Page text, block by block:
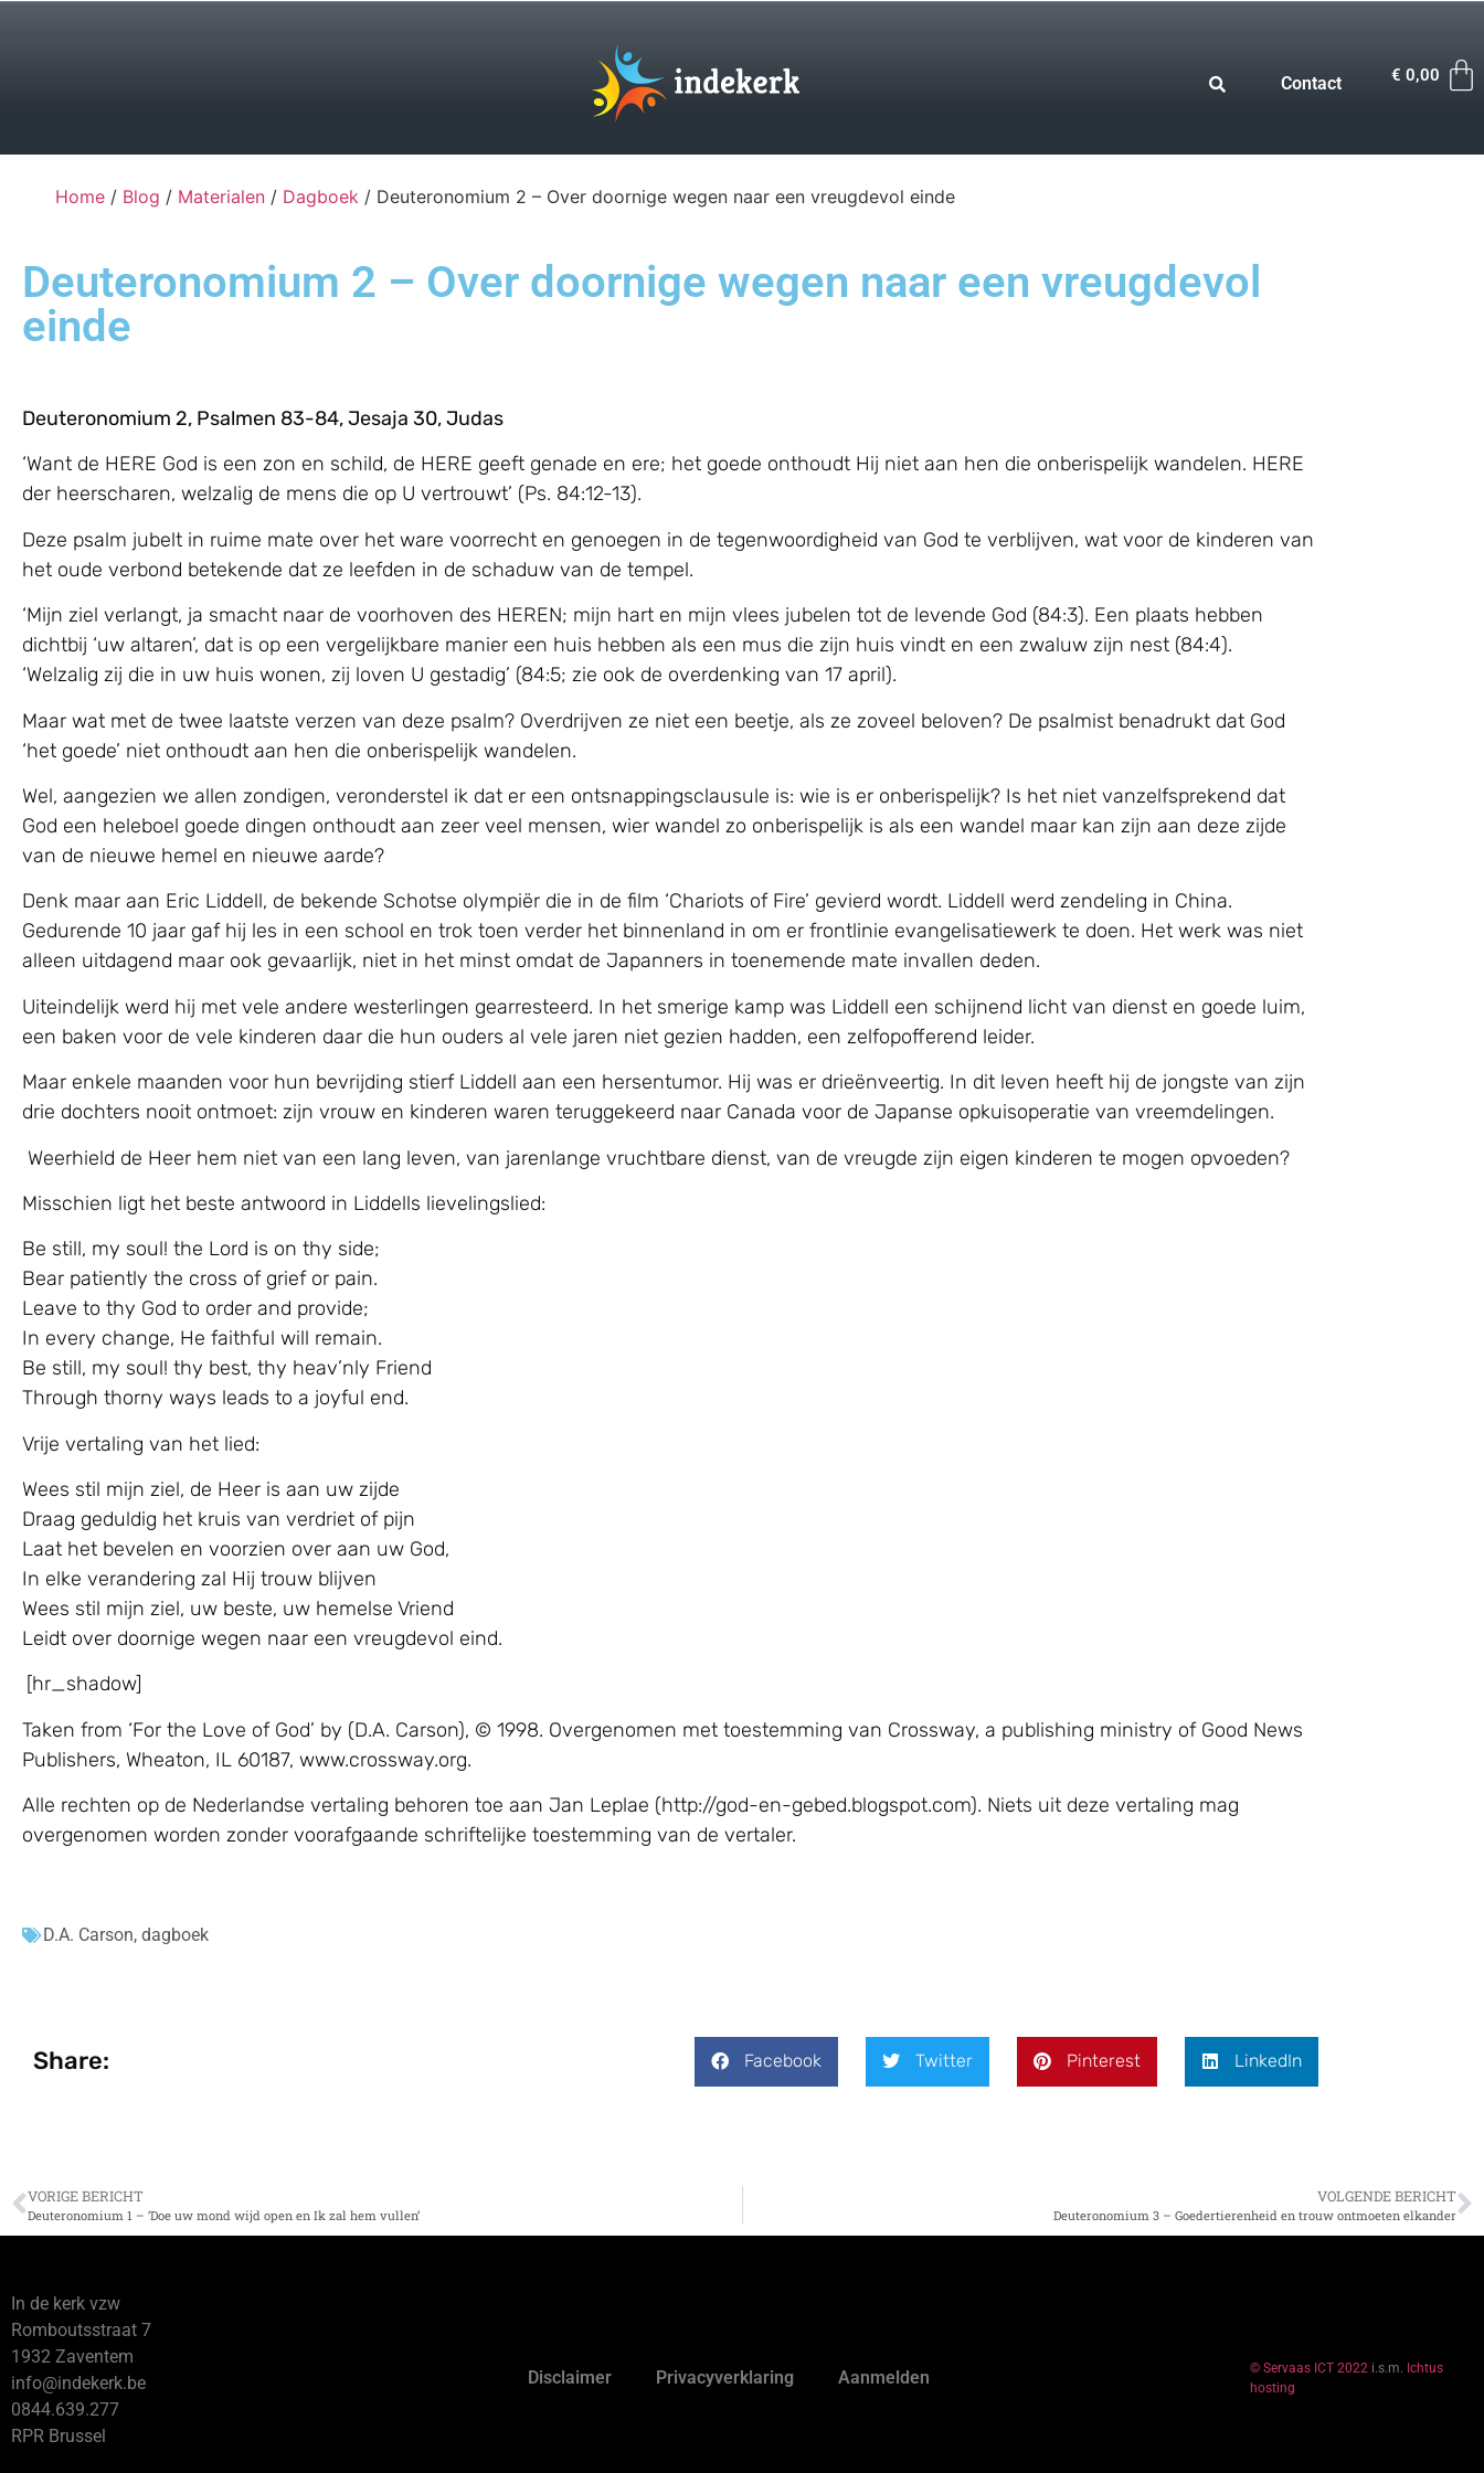
Contact € 0,00
Home / Blog / Materialen / Dagboek / Deuteronomium 2 – Over doornige wegen naar een vreugdevol einde
Deuteronomium 2 – Over doornige wegen naar een vreugdevol
einde
Deuteronomium 2, Psalmen 83-84, Jesaja 30, Judas
‘Want de HERE God is een zon en schild, de HERE geeft genade en ere; het goede onthoudt Hij niet aan hen die onberispelijk wandelen. HERE
der heerscharen, welzalig de mens die op U vertrouwt’ (Ps. 84:12-13).
Deze psalm jubelt in ruime mate over het ware voorrecht en genoegen in de tegenwoordigheid van God te verblijven, wat voor de kinderen van
het oude verbond betekende dat ze leefden in de schaduw van de tempel.
‘Mijn ziel verlangt, ja smacht naar de voorhoven des HEREN; mijn hart en mijn vlees jubelen tot de levende God (84:3). Een plaats hebben
dichtbij ‘uw altaren’, dat is op een vergelijkbare manier een huis hebben als een mus die zijn huis vindt en een zwaluw zijn nest (84:4).
‘Welzalig zij die in uw huis wonen, zij loven U gestadig’ (84:5; zie ook de overdenking van 17 april).
Maar wat met de twee laatste verzen van deze psalm? Overdrijven ze niet een beetje, als ze zoveel beloven? De psalmist benadrukt dat God
‘het goede’ niet onthoudt aan hen die onberispelijk wandelen.
Wel, aangezien we allen zondigen, veronderstel ik dat er een ontsnappingsclausule is: wie is er onberispelijk? Is het niet vanzelfsprekend dat
God een heleboel goede dingen onthoudt aan zeer veel mensen, wier wandel zo onberispelijk is als een wandel maar kan zijn aan deze zijde
van de nieuwe hemel en nieuwe aarde?
Denk maar aan Eric Liddell, de bekende Schotse olympiër die in de film ‘Chariots of Fire’ gevierd wordt. Liddell werd zendeling in China.
Gedurende 10 jaar gaf hij les in een school en trok toen verder het binnenland in om er frontlinie evangelisatiewerk te doen. Het werk was niet
alleen uitdagend maar ook gevaarlijk, niet in het minst omdat de Japanners in toenemende mate invallen deden.
Uiteindelijk werd hij met vele andere westerlingen gearresteerd. In het smerige kamp was Liddell een schijnend licht van dienst en goede luim,
een baken voor de vele kinderen daar die hun ouders al vele jaren niet gezien hadden, een zelfopofferend leider.
Maar enkele maanden voor hun bevrijding stierf Liddell aan een hersentumor. Hij was er drieënveertig. In dit leven heeft hij de jongste van zijn
drie dochters nooit ontmoet: zijn vrouw en kinderen waren teruggekeerd naar Canada voor de Japanse opkuisoperatie van vreemdelingen.
Weerhield de Heer hem niet van een lang leven, van jarenlange vruchtbare dienst, van de vreugde zijn eigen kinderen te mogen opvoeden?
Misschien ligt het beste antwoord in Liddells lievelingslied:
Be still, my soul! the Lord is on thy side;
Bear patiently the cross of grief or pain.
Leave to thy God to order and provide;
In every change, He faithful will remain.
Be still, my soul! thy best, thy heav’nly Friend
Through thorny ways leads to a joyful end.
Vrije vertaling van het lied:
Wees stil mijn ziel, de Heer is aan uw zijde
Draag geduldig het kruis van verdriet of pijn
Laat het bevelen en voorzien over aan uw God,
In elke verandering zal Hij trouw blijven
Wees stil mijn ziel, uw beste, uw hemelse Vriend
Leidt over doornige wegen naar een vreugdevol eind.
[hr_shadow]
Taken from ‘For the Love of God’ by (D.A. Carson), © 1998. Overgenomen met toestemming van Crossway, a publishing ministry of Good News
Publishers, Wheaton, IL 60187, www.crossway.org.
Alle rechten op de Nederlandse vertaling behoren toe aan Jan Leplae (http://god-en-gebed.blogspot.com). Niets uit deze vertaling mag
overgenomen worden zonder voorafgaande schriftelijke toestemming van de vertaler.
D.A. Carson, dagboek
Share: Facebook Twitter Pinterest LinkedIn
VORIGE BERICHT
Deuteronomium 1 – ‘Doe uw mond wijd open en Ik zal hem vullen’
VOLGENDE BERICHT
Deuteronomium 3 – Goedertierenheid en trouw ontmoeten elkander
In de kerk vzw
Romboutsstraat 7
1932 Zaventem
info@indekerk.be
0844.639.277
RPR Brussel
Disclaimer Privacyverklaring Aanmelden © Servaas ICT 2022i.s.m. Ichtus
hosting